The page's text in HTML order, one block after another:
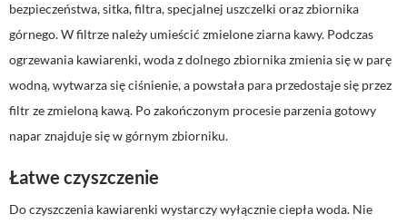
bezpieczeństwa, sitka, filtra, specjalnej uszczelki oraz zbiornika
górnego. W filtrze należy umieścić zmielone ziarna kawy. Podczas
ogrzewania kawiarenki, woda z dolnego zbiornika zmienia się w parę
wodną, wytwarza się ciśnienie, a powstała para przedostaje się przez
filtr ze zmieloną kawą. Po zakończonym procesie parzenia gotowy
napar znajduje się w górnym zbiorniku.
Łatwe czyszczenie
Do czyszczenia kawiarenki wystarczy wyłącznie ciepła woda. Nie